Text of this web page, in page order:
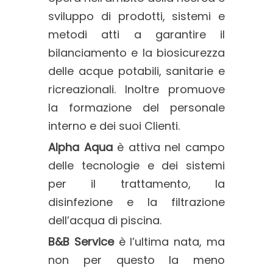
sviluppo di prodotti, sistemi e
metodi atti a garantire il
bilanciamento e la biosicurezza
delle acque potabili, sanitarie e
ricreazionali. Inoltre promuove
la formazione del personale
interno e dei suoi Clienti.
Alpha Aqua è attiva nel campo
delle tecnologie e dei sistemi
per il trattamento, la
disinfezione e la filtrazione
dell’acqua di piscina.
B&B Serviceè l’ultima nata, ma
non per questo la meno